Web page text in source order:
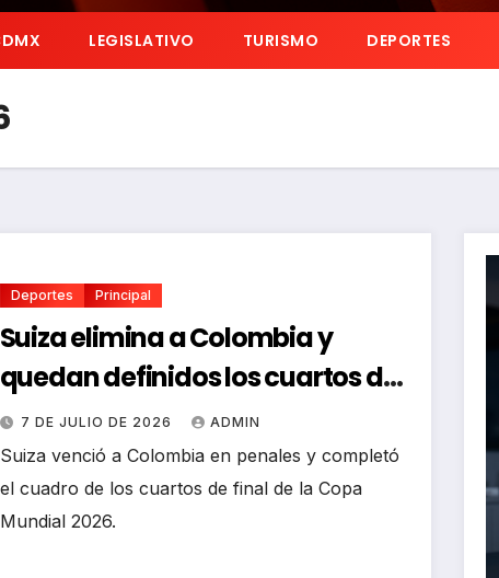
LEGISLATIVO TURISMO DEPORTES
Deportes Principal
Suiza elimina a Colombia y
quedan definidos los cuartos del
Mundial 2026
7 DE JULIO DE 2026 ADMIN
Suiza venció a Colombia en penales y completó
el cuadro de los cuartos de final de la Copa
Mundial 2026.